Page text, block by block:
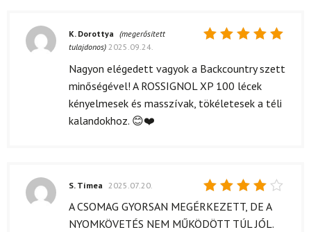
5/ 5
K. Dorottya (megerősített
tulajdonos) 2025.09.24.
Nagyon elégedett vagyok a Backcountry szett
minőségével! A ROSSIGNOL XP 100 lécek
kényelmesek és masszívak, tökéletesek a téli
kalandokhoz. 😊❤️
Értékelés:
4/ 5
S. Tímea 2025.07.20.
A CSOMAG GYORSAN MEGÉRKEZETT, DE A
NYOMKÖVETÉS NEM MŰKÖDÖTT TÚL JÓL.